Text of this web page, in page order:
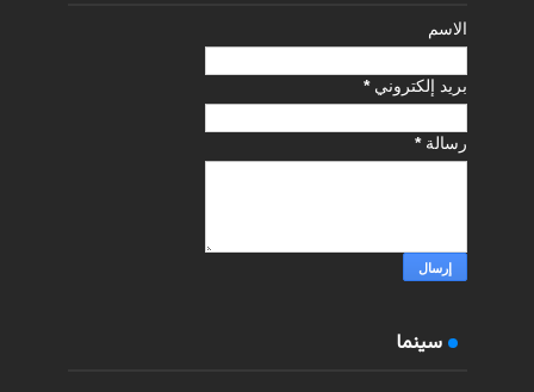
الاسم
بريد إلكتروني*
رسالة*
سينما